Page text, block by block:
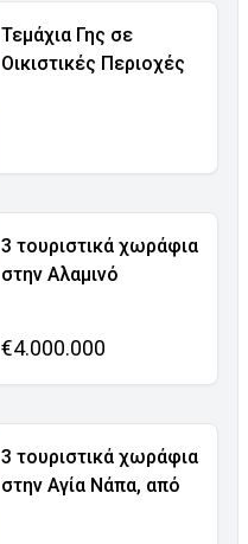
Τεμάχια Γης σε
Οικιστικές Περιοχές
3 τουριστικά χωράφια
στην Αλαμινό
€4.000.000
3 τουριστικά χωράφια
στην Αγία Νάπα, από